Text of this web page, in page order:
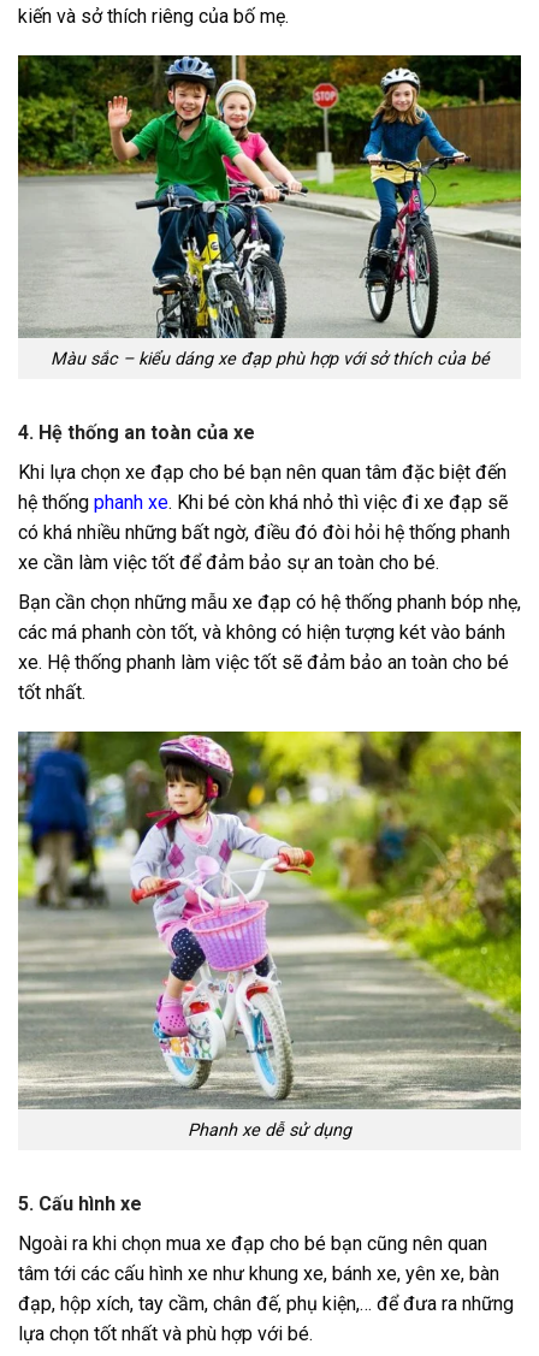
kiến và sở thích riêng của bố mẹ.
Màu sắc – kiểu dáng xe đạp phù hợp với sở thích của bé
4. Hệ thống an toàn của xe
Khi lựa chọn xe đạp cho bé bạn nên quan tâm đặc biệt đến
hệ thống phanh xe. Khi bé còn khá nhỏ thì việc đi xe đạp sẽ
có khá nhiều những bất ngờ, điều đó đòi hỏi hệ thống phanh
xe cần làm việc tốt để đảm bảo sự an toàn cho bé.
Bạn cần chọn những mẫu xe đạp có hệ thống phanh bóp nhẹ,
các má phanh còn tốt, và không có hiện tượng két vào bánh
xe. Hệ thống phanh làm việc tốt sẽ đảm bảo an toàn cho bé
tốt nhất.
Phanh xe dễ sử dụng
5. Cấu hình xe
Ngoài ra khi chọn mua xe đạp cho bé bạn cũng nên quan
tâm tới các cấu hình xe như khung xe, bánh xe, yên xe, bàn
đạp, hộp xích, tay cầm, chân đế, phụ kiện,… để đưa ra những
lựa chọn tốt nhất và phù hợp với bé.